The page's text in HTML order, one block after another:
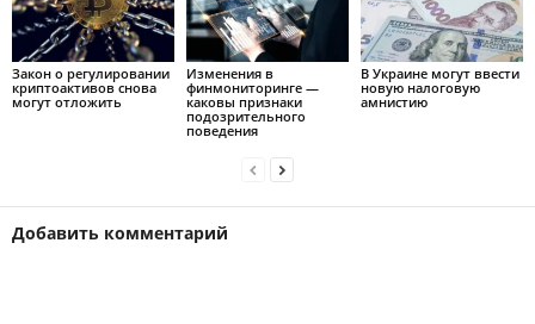
Закон о регулировании
криптоактивов снова
могут отложить
Изменения в
финмониторинге —
каковы признаки
подозрительного
поведения
В Украине могут ввести
новую налоговую
амнистию
Добавить комментарий